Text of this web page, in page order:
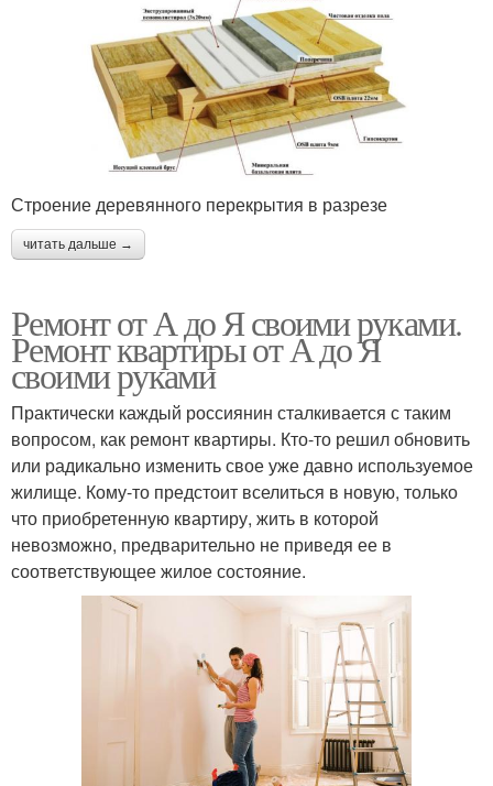
Строение деревянного перекрытия в разрезе
читать дальше →
Ремонт от А до Я своими руками.
Ремонт квартиры от А до Я
своими руками
Практически каждый россиянин сталкивается с таким
вопросом, как ремонт квартиры. Кто-то решил обновить
или радикально изменить свое уже давно используемое
жилище. Кому-то предстоит вселиться в новую, только
что приобретенную квартиру, жить в которой
невозможно, предварительно не приведя ее в
соответствующее жилое состояние.